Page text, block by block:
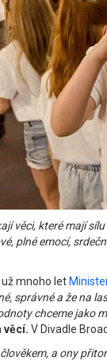
věci, které mají
plné emocí,
mnoho let
správné a že na
chceme jako
věcí. V Divadle
a ony